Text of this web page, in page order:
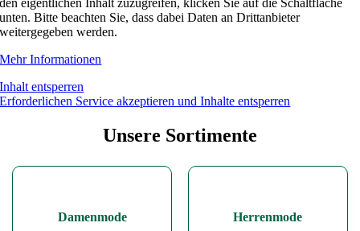
den eigentlichen Inhalt zuzugreifen, klicken Sie auf die Schaltfläche
unten. Bitte beachten Sie, dass dabei Daten an Drittanbieter
weitergegeben werden.
Mehr Informationen
Inhalt entsperren
Erforderlichen Service akzeptieren und Inhalte entsperren
Unsere Sortimente
Damenmode Herrenmode